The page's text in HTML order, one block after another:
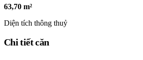
63,70 m²
Diện tích thông thuỷ
Chi tiết căn